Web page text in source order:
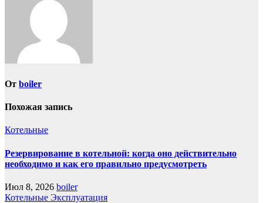
От boiler
Похожая запись
Котельные
Резервирование в котельной: когда оно действительно
необходимо и как его правильно предусмотреть
Июл 8, 2026 boiler
Котельные Эксплуатация